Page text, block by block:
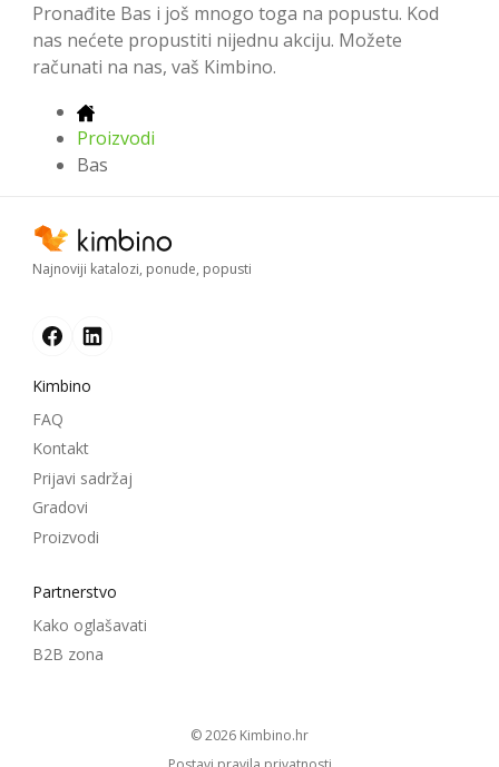
Pronađite Bas i još mnogo toga na popustu. Kod
nas nećete propustiti nijednu akciju. Možete
računati na nas, vaš Kimbino.
Proizvodi
Bas
Najnoviji katalozi, ponude, popusti
Kimbino
FAQ
Kontakt
Prijavi sadržaj
Gradovi
Proizvodi
Partnerstvo
Kako oglašavati
B2B zona
© 2026
kimbino.hr